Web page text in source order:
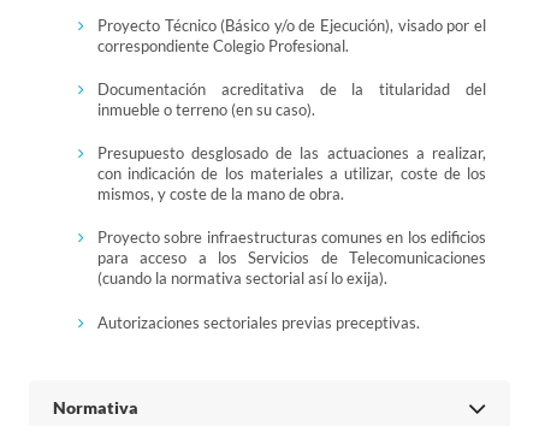
Proyecto Técnico (Básico y/o de Ejecución), visado por el
correspondiente Colegio Profesional.
Documentación acreditativa de la titularidad del
inmueble o terreno (en su caso).
Presupuesto desglosado de las actuaciones a realizar,
con indicación de los materiales a utilizar, coste de los
mismos, y coste de la mano de obra.
Proyecto sobre infraestructuras comunes en los edificios
para acceso a los Servicios de Telecomunicaciones
(cuando la normativa sectorial así lo exija).
Autorizaciones sectoriales previas preceptivas.
Normativa